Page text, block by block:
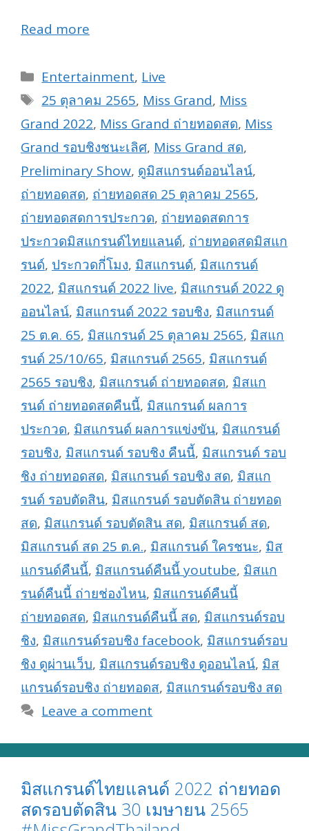
Read more
Categories
Entertainment, Live
Tags
25 ตุลาคม 2565, Miss Grand, Miss
Grand 2022, Miss Grand ถ่ายทอดสด, Miss
Grand รอบชิงชนะเลิศ, Miss Grand สด,
Preliminary Show, ดูมิสแกรนด์ออนไลน์,
ถ่ายทอดสด, ถ่ายทอดสด 25 ตุลาคม 2565,
ถ่ายทอดสดการประกวด, ถ่ายทอดสดการ
ประกวดมิสแกรนด์ไทยแลนด์, ถ่ายทอดสดมิสแก
รนด์, ประกวดกี่โมง, มิสแกรนด์, มิสแกรนด์
2022, มิสแกรนด์ 2022 live, มิสแกรนด์ 2022 ดู
ออนไลน์, มิสแกรนด์ 2022 รอบชิง, มิสแกรนด์
25 ต.ค. 65, มิสแกรนด์ 25 ตุลาคม 2565, มิสแก
รนด์ 25/10/65, มิสแกรนด์ 2565, มิสแกรนด์
2565 รอบชิง, มิสแกรนด์ ถ่ายทอดสด, มิสแก
รนด์ ถ่ายทอดสดคืนนี้, มิสแกรนด์ ผลการ
ประกวด, มิสแกรนด์ ผลการแข่งขัน, มิสแกรนด์
รอบชิง, มิสแกรนด์ รอบชิง คืนนี้, มิสแกรนด์ รอบ
ชิง ถ่ายทอดสด, มิสแกรนด์ รอบชิง สด, มิสแก
รนด์ รอบตัดสิน, มิสแกรนด์ รอบตัดสิน ถ่ายทอด
สด, มิสแกรนด์ รอบตัดสิน สด, มิสแกรนด์ สด,
มิสแกรนด์ สด 25 ต.ค., มิสแกรนด์ ใครชนะ, มิส
แกรนด์คืนนี้, มิสแกรนด์คืนนี้ youtube, มิสแก
รนด์คืนนี้ ถ่ายช่องไหน, มิสแกรนด์คืนนี้
ถ่ายทอดสด, มิสแกรนด์คืนนี้ สด, มิสแกรนด์รอบ
ชิง, มิสแกรนด์รอบชิง facebook, มิสแกรนด์รอบ
ชิง ดูผ่านเว็บ, มิสแกรนด์รอบชิง ดูออนไลน์, มิส
แกรนด์รอบชิง ถ่ายทอดส, มิสแกรนด์รอบชิง สด
Leave a comment
มิสแกรนด์ไทยแลนด์ 2022 ถ่ายทอด
สดรอบตัดสิน 30 เมษายน 2565